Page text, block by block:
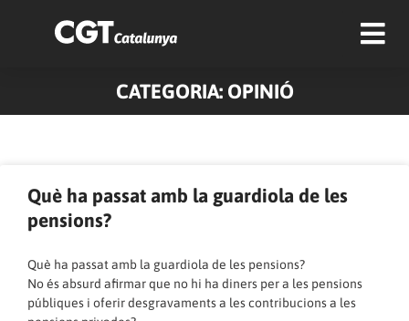
CATEGORIA: OPINIÓ
Què ha passat amb la guardiola de les
pensions?
Què ha passat amb la guardiola de les pensions?
No és absurd afirmar que no hi ha diners per a les pensions
públiques i oferir desgravaments a les contribucions a les